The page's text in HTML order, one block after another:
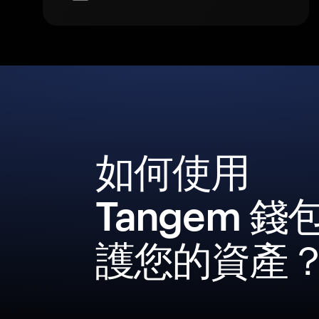
如何使用
Tangem 錢
護您的資產